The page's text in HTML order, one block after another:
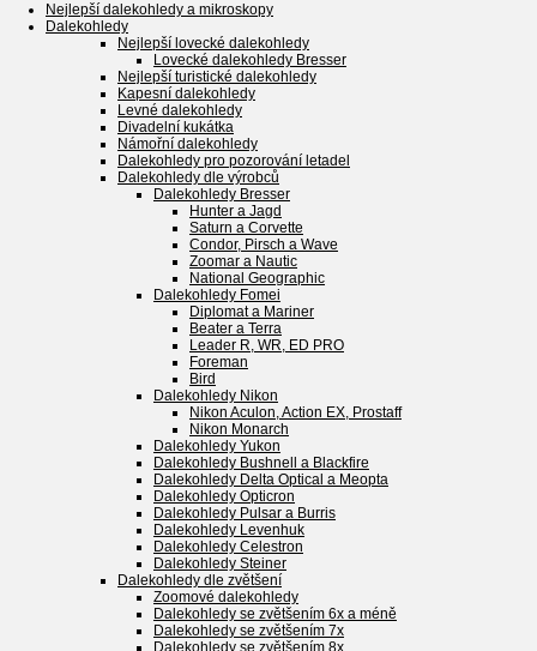
Nejlepší dalekohledy a mikroskopy
Dalekohledy
Nejlepší lovecké dalekohledy
Lovecké dalekohledy Bresser
Nejlepší turistické dalekohledy
Kapesní dalekohledy
Levné dalekohledy
Divadelní kukátka
Námořní dalekohledy
Dalekohledy pro pozorování letadel
Dalekohledy dle výrobců
Dalekohledy Bresser
Hunter a Jagd
Saturn a Corvette
Condor, Pirsch a Wave
Zoomar a Nautic
National Geographic
Dalekohledy Fomei
Diplomat a Mariner
Beater a Terra
Leader R, WR, ED PRO
Foreman
Bird
Dalekohledy Nikon
Nikon Aculon, Action EX, Prostaff
Nikon Monarch
Dalekohledy Yukon
Dalekohledy Bushnell a Blackfire
Dalekohledy Delta Optical a Meopta
Dalekohledy Opticron
Dalekohledy Pulsar a Burris
Dalekohledy Levenhuk
Dalekohledy Celestron
Dalekohledy Steiner
Dalekohledy dle zvětšení
Zoomové dalekohledy
Dalekohledy se zvětšením 6x a méně
Dalekohledy se zvětšením 7x
Dalekohledy se zvětšením 8x